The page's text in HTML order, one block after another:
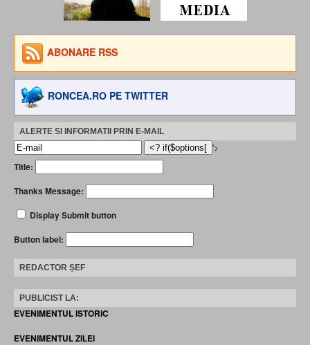
ABONARE RSS
RONCEA.RO PE TWITTER
ALERTE SI INFORMATII PRIN E-MAIL
'>
Title:
Thanks Message:
Display Submit button
Button label:
REDACTOR ȘEF
PUBLICIST LA:
EVENIMENTUL ISTORIC
EVENIMENTUL ZILEI